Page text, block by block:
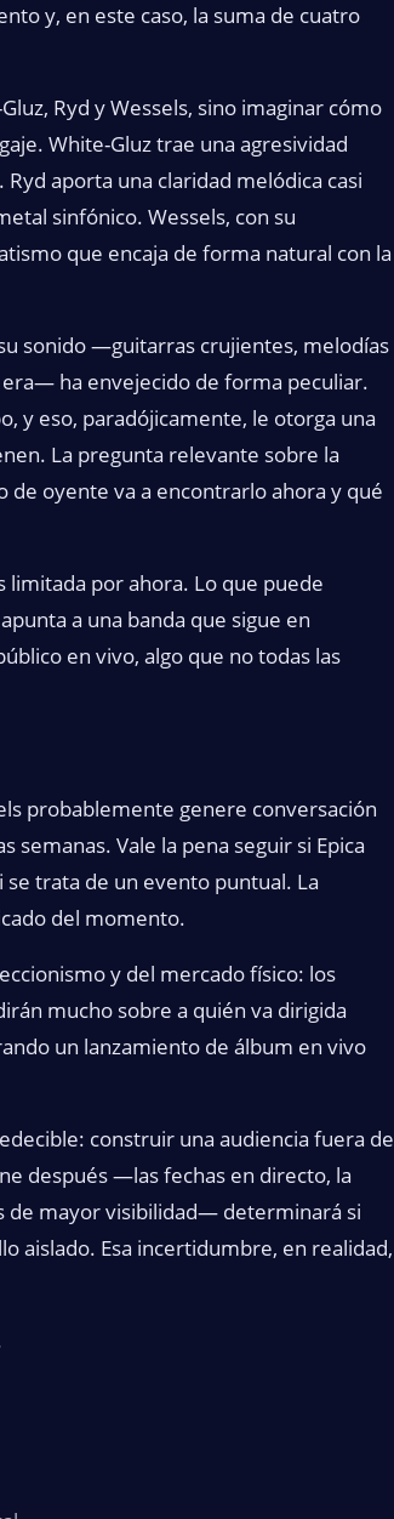
y, en este caso, la suma de cuatro
Ryd y Wessels, sino imaginar cómo
White-Gluz trae una agresividad
aporta una claridad melódica casi
sinfónico. Wessels, con su
que encaja de forma natural con la
sonido —guitarras crujientes, melodías
ha envejecido de forma peculiar.
y eso, paradójicamente, le otorga una
La pregunta relevante sobre la
de oyente va a encontrarlo ahora y qué
limitada por ahora. Lo que puede
a una banda que sigue en
en vivo, algo que no todas las
probablemente genere conversación
Vale la pena seguir si Epica
trata de un evento puntual. La
del momento.
y del mercado físico: los
mucho sobre a quién va dirigida
un lanzamiento de álbum en vivo
construir una audiencia fuera de
después —las fechas en directo, la
de mayor visibilidad— determinará si
aislado. Esa incertidumbre, en realidad,